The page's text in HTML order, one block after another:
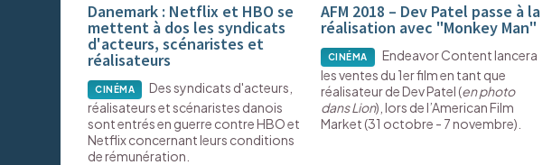
Danemark : Netflix et HBO se
mettent à dos les syndicats
d'acteurs, scénaristes et
réalisateurs
CINÉMA
Des syndicats d'acteurs,
réalisateurs et scénaristes danois
sont entrés en guerre contre HBO et
Netflix concernant leurs conditions
de rémunération.
AFM 2018 – Dev Patel passe à la
réalisation avec "Monkey Man"
CINÉMA
Endeavor Content lancera
les ventes du 1er film en tant que
réalisateur de Dev Patel (en photo
dans Lion), lors de l’American Film
Market (31 octobre - 7 novembre).